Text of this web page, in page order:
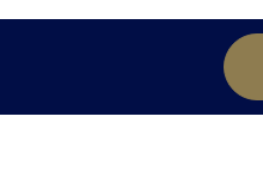
Nos conseils